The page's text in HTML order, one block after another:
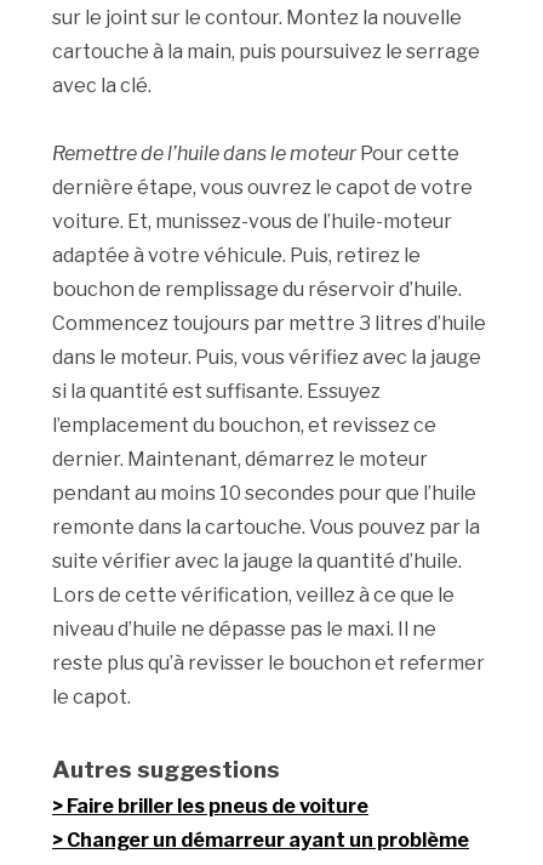
sur le joint sur le contour. Montez la nouvelle
cartouche à la main, puis poursuivez le serrage
avec la clé.
Remettre de l’huile dans le moteur Pour cette
dernière étape, vous ouvrez le capot de votre
voiture. Et, munissez-vous de l’huile-moteur
adaptée à votre véhicule. Puis, retirez le
bouchon de remplissage du réservoir d’huile.
Commencez toujours par mettre 3 litres d’huile
dans le moteur. Puis, vous vérifiez avec la jauge
si la quantité est suffisante. Essuyez
l’emplacement du bouchon, et revissez ce
dernier. Maintenant, démarrez le moteur
pendant au moins 10 secondes pour que l’huile
remonte dans la cartouche. Vous pouvez par la
suite vérifier avec la jauge la quantité d’huile.
Lors de cette vérification, veillez à ce que le
niveau d’huile ne dépasse pas le maxi. Il ne
reste plus qu’à revisser le bouchon et refermer
le capot.
Autres suggestions
Faire briller les pneus de voiture
Changer un démarreur ayant un problème